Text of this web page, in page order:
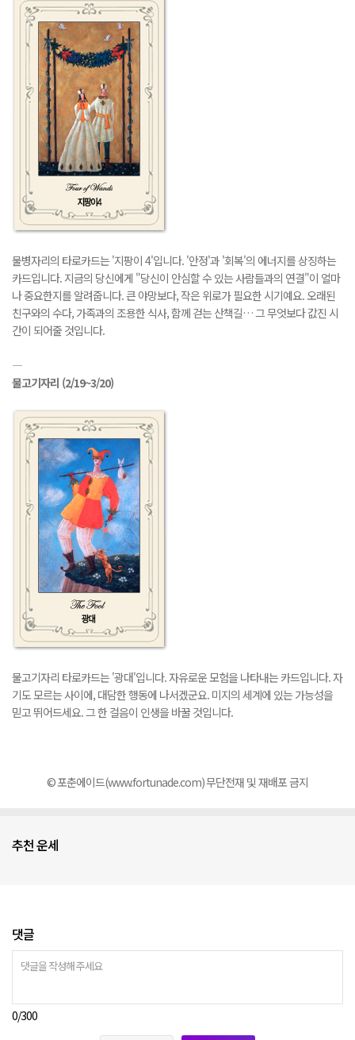
물병자리의 타로카드는 '지팡이 4'입니다. '안정'과 '회복'의 에너지를 상징하는
카드입니다. 지금의 당신에게 "당신이 안심할 수 있는 사람들과의 연결"이 얼마
나 중요한지를 알려줍니다. 큰 야망보다, 작은 위로가 필요한 시기예요. 오래된
친구와의 수다, 가족과의 조용한 식사, 함께 걷는 산책길… 그 무엇보다 값진 시
간이 되어줄 것입니다.
―
물고기자리 (2/19~3/20)
물고기자리 타로카드는 '광대'입니다. 자유로운 모험을 나타내는 카드입니다. 자
기도 모르는 사이에, 대담한 행동에 나서겠군요. 미지의 세계에 있는 가능성을
믿고 뛰어드세요. 그 한 걸음이 인생을 바꿀 것입니다.
©포춘에이드(www.fortunade.com)무단전재 및 재배포 금지
추천 운세
댓글
0/300